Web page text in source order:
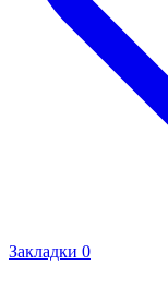
Закладки 0